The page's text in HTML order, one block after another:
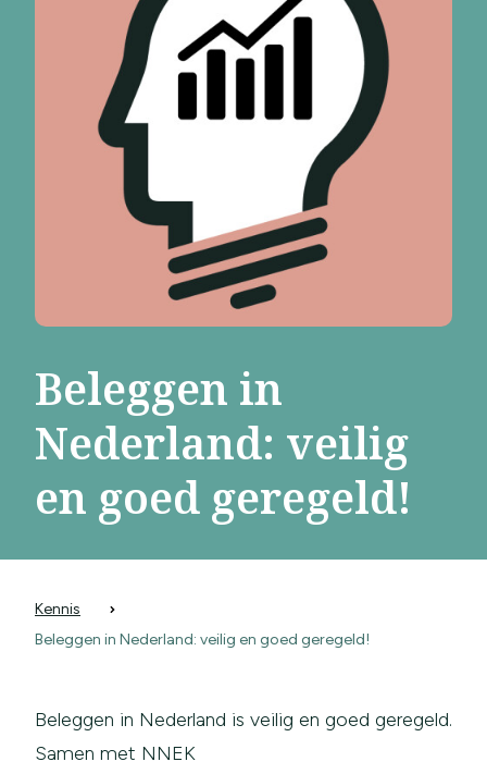
Beleggen in
Nederland: veilig
en goed geregeld!
Kennis
Beleggen in Nederland: veilig en goed geregeld!
Beleggen in Nederland is veilig en goed geregeld.
Samen met NNEK